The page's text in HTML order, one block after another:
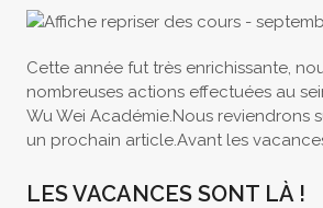
Cette année fut très enrichissante,
nombreuses actions effectuées au
Wu Wei Académie.Nous reviendrons
un prochain article.Avant les
LES VACANCES SONT LÀ !